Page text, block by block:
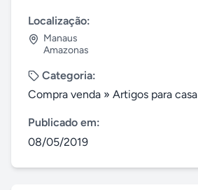
Localização:
Manaus
Amazonas
Categoria:
Compra venda » Artigos para casa
Publicado em:
08/05/2019